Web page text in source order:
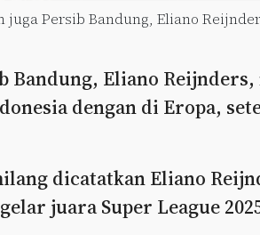
Persib Bandung, Eliano
Bandung, Eliano
dengan di Eropa,
dicatatkan Eliano
juara Super League